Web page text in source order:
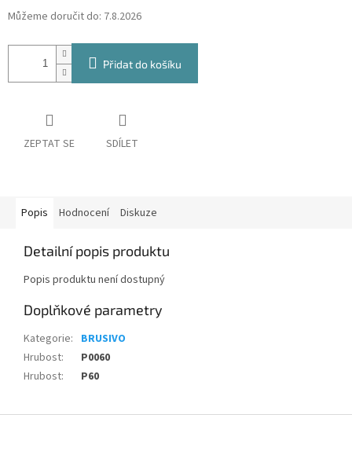
Můžeme doručit do: 7.8.2026
Přidat do košíku
ZEPTAT SE SDÍLET
Popis Hodnocení Diskuze
Detailní popis produktu
Popis produktu není dostupný
Doplňkové parametry
Kategorie: BRUSIVO
Hrubost:
P0060
Hrubost: P60